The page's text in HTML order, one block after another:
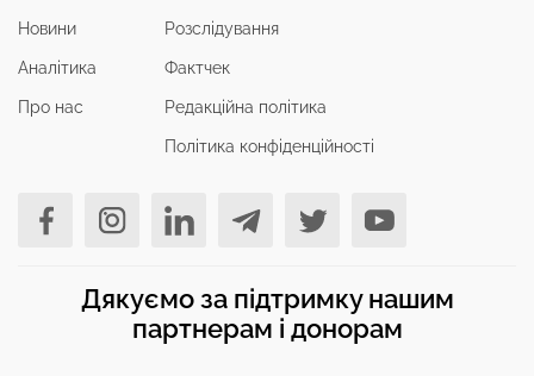
Новини
Аналітика
Про нас
Розслідування
Фактчек
Редакційна політика
Політика конфіденційності
Дякуємо за підтримку нашим
партнерам і донорам